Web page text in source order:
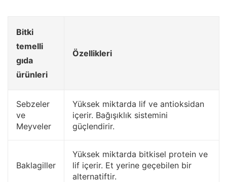
Bitki
temelli
gıda
ürünleri
Özellikleri
Sebzeler
ve
Meyveler
Yüksek miktarda lif ve antioksidan
içerir. Bağışıklık sistemini
güçlendirir.
Baklagiller
Yüksek miktarda bitkisel protein ve
lif içerir. Et yerine geçebilen bir
alternatiftir.